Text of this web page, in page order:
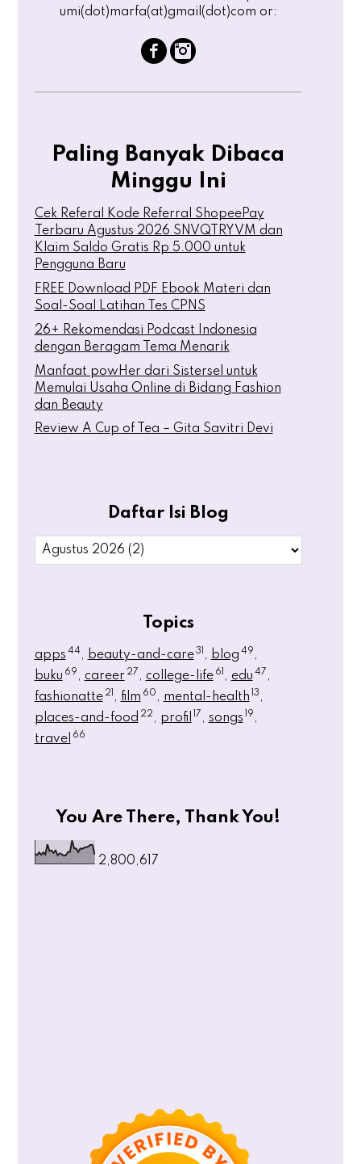
umi(dot)marfa(at)gmail(dot)com or:
Paling Banyak Dibaca
Minggu Ini
Cek Referal Kode Referral ShopeePay
Terbaru Agustus 2026 SNVQTRYVM dan
Klaim Saldo Gratis Rp 5.000 untuk
Pengguna Baru
FREE Download PDF Ebook Materi dan
Soal-Soal Latihan Tes CPNS
26+ Rekomendasi Podcast Indonesia
dengan Beragam Tema Menarik
Manfaat powHer dari Sistersel untuk
Memulai Usaha Online di Bidang Fashion
dan Beauty
Review A Cup of Tea – Gita Savitri Devi
Daftar Isi Blog
Topics
apps 44 beauty-and-care 31 blog 49
buku 69 career 27 college-life 61 edu 47
fashionatte 21 film 60 mental-health 13
places-and-food 22 profil 17 songs 19
travel 66
You Are There, Thank You!
2,800,617